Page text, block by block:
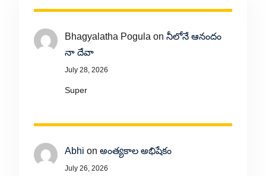
Bhagyalatha Pogula on నీలోనే ఆనందం
నా దేవా
July 28, 2026
Super
Abhi on అంత్యకాల అభిషేకం
July 26, 2026